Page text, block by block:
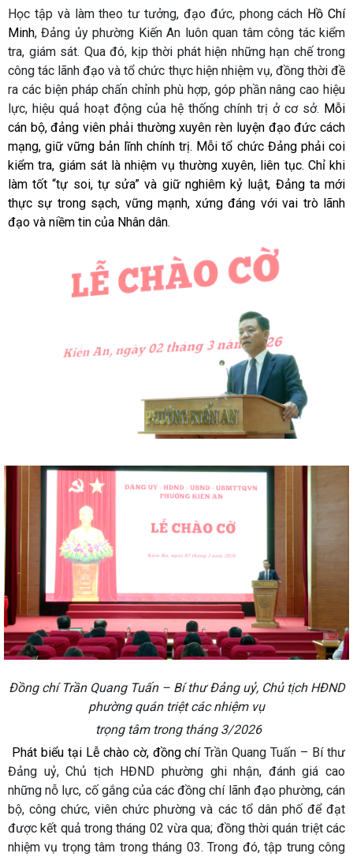
Học tập và làm theo tư tưởng, đạo đức, phong cách Hồ Chí
Minh, Đảng ủy phường Kiến An luôn quan tâm công tác kiểm
tra, giám sát. Qua đó, kịp thời phát hiện những hạn chế trong
công tác lãnh đạo và tổ chức thực hiện nhiệm vụ, đồng thời đề
ra các biện pháp chấn chỉnh phù hợp, góp phần nâng cao hiệu
lực, hiệu quả hoạt động của hệ thống chính trị ở cơ sở. Mỗi
cán bộ, đảng viên phải thường xuyên rèn luyện đạo đức cách
mạng, giữ vững bản lĩnh chính trị. Mỗi tổ chức Đảng phải coi
kiểm tra, giám sát là nhiệm vụ thường xuyên, liên tục. Chỉ khi
làm tốt “tự soi, tự sửa” và giữ nghiêm kỷ luật, Đảng ta mới
thực sự trong sạch, vững mạnh, xứng đáng với vai trò lãnh
đạo và niềm tin của Nhân dân.
Đồng chí Trần Quang Tuấn – Bí thư Đảng uỷ, Chủ tịch HĐND
phường quán triệt các nhiệm vụ
trọng tâm trong tháng 3/2026
Phát biểu tại Lễ chào cờ, đồng chíTrần Quang Tuấn – Bí thư
Đảng uỷ, Chủ tịch HĐND phường ghi nhận, đánh giá cao
những nỗ lực, cố gắng của các đồng chí lãnh đạo phường, cán
bộ, công chức, viên chức phường và các tổ dân phố để đạt
được kết quả trong tháng 02 vừa qua; đồng thời quán triệt các
nhiệm vụ trọng tâm trong tháng 03. Trong đó, tập trung công